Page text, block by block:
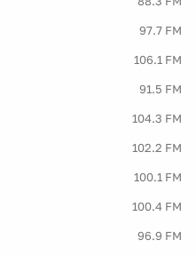
97.7 FM
106.1 FM
91.5 FM
104.3 FM
102.2 FM
100.1 FM
100.4 FM
96.9 FM